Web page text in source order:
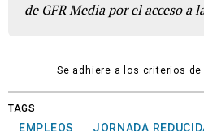
de GFR Media por el acceso a
Se adhiere a los criterios de
TAGS
EMPLEOS
JORNADA